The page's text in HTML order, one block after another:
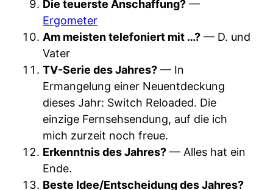
Die teuerste Anschaffung? —
Ergometer
Am meisten telefoniert mit …? — D. und
Vater
TV-Serie des Jahres? — In
Ermangelung einer Neuentdeckung
dieses Jahr: Switch Reloaded. Die
einzige Fernsehsendung, auf die ich
mich zurzeit noch freue.
Erkenntnis des Jahres? — Alles hat ein
Ende.
Beste Idee/Entscheidung des Jahres?